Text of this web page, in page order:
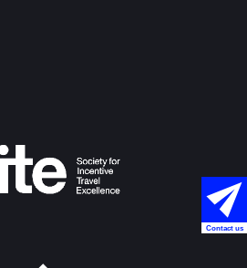
Contact us